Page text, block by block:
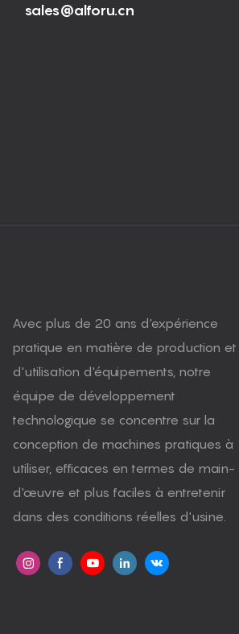
sales@alforu.cn
Avec plus de 20 ans d'expérience
pratique en matière de production et
d'utilisation d'équipements, notre
équipe de développement
technologique se concentre sur la
conception de machines pratiques à
utiliser, efficaces en termes de main-
d'œuvre et plus faciles à entretenir
dans des conditions réelles d'usine.